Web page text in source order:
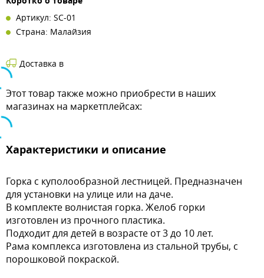
Артикул: SC-01
Страна: Малайзия
Доставка в
Этот товар также можно приобрести в наших
магазинах на маркетплейсах:
Характеристики и описание
Горка с куполообразной лестницей. Предназначен
для установки на улице или на даче.
В комплекте волнистая горка. Желоб горки
изготовлен из прочного пластика.
Подходит для детей в возрасте от 3 до 10 лет.
Рама комплекса изготовлена из стальной трубы, с
порошковой покраской.